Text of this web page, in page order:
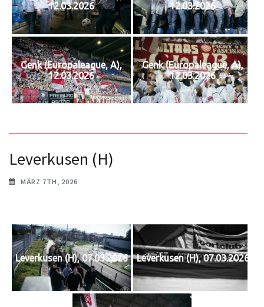
12.03.2026
12.03.2026
Genk (Europaleague, A),
12.03.2026
Genk (Europaleague, A),
12.03.2026
Leverkusen (H)
MÄRZ 7TH, 2026
Leverkusen (H), 07.03.2026 Leverkusen (H), 07.03.2026